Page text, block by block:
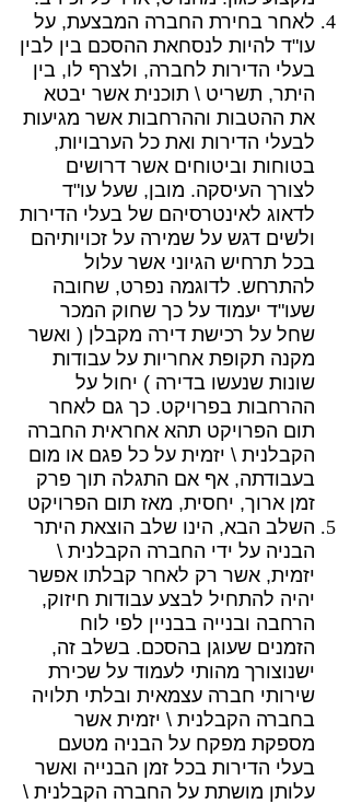
לאחר בחירת החברה המבצעת, על
עו"ד להיות לנסחאת ההסכם בין לבין
בעלי הדירות לחברה, ולצרף לו, בין
היתר, תשריט \ תוכנית אשר יבטא
את ההטבות וההרחבות אשר מגיעות
לבעלי הדירות ואת כל הערבויות,
בטוחות וביטוחים אשר דרושים
לצורך העיסקה. מובן, שעל עו"ד
לדאוג לאינטרסיהם של בעלי הדירות
ולשים דגש על שמירה על זכויותיהם
בכל תרחיש הגיוני אשר עלול
להתרחש. לדוגמה נפרט, שחובה
שעו"ד יעמוד על כך שחוק המכר
שחל על רכישת דירה מקבלן ( ואשר
מקנה תקופת אחריות על עבודות
שונות שנעשו בדירה ) יחול על
ההרחבות בפרויקט. כך גם לאחר
תום הפרויקט תהא אחראית החברה
הקבלנית \ יזמית על כל פגם או מום
בעבודתה, אף אם התגלה תוך פרק
זמן ארוך, יחסית, מאז תום הפרויקט
השלב הבא, הינו שלב הוצאת היתר
הבניה על ידי החברה הקבלנית \
יזמית, אשר רק לאחר קבלתו אפשר
יהיה להתחיל לבצע עבודות חיזוק,
הרחבה ובנייה בבניין לפי לוח
הזמנים שעוגן בהסכם. בשלב זה,
ישנוצורך מהותי לעמוד על שכירת
שירותי חברה עצמאית ובלתי תלויה
בחברה הקבלנית \ יזמית אשר
מספקת מפקח על הבניה מטעם
בעלי הדירות בכל זמן הבנייה ואשר
עלותן מושתת על החברה הקבלנית \